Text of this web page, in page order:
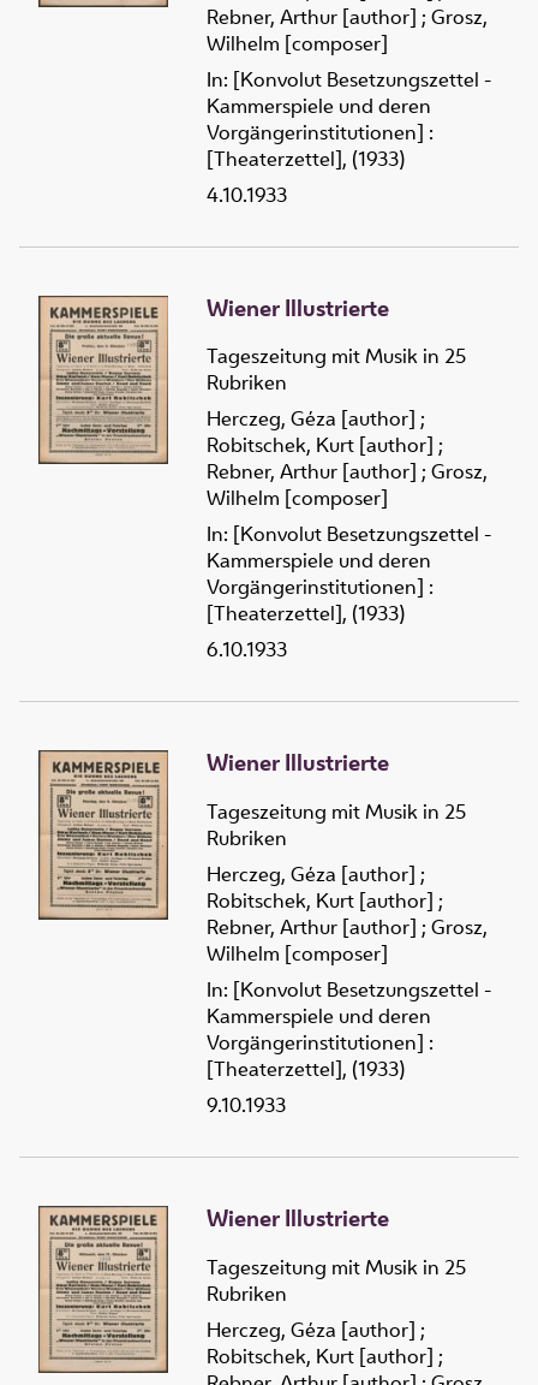
Rebner, Arthur [author] ; Grosz,
Wilhelm [composer]
In: [Konvolut Besetzungszettel -
Kammerspiele und deren
Vorgängerinstitutionen] :
[Theaterzettel], (1933)
4.10.1933
Wiener Illustrierte
Tageszeitung mit Musik in 25
Rubriken
Herczeg, Géza [author] ;
Robitschek, Kurt [author] ;
Rebner, Arthur [author] ; Grosz,
Wilhelm [composer]
In: [Konvolut Besetzungszettel -
Kammerspiele und deren
Vorgängerinstitutionen] :
[Theaterzettel], (1933)
6.10.1933
Wiener Illustrierte
Tageszeitung mit Musik in 25
Rubriken
Herczeg, Géza [author] ;
Robitschek, Kurt [author] ;
Rebner, Arthur [author] ; Grosz,
Wilhelm [composer]
In: [Konvolut Besetzungszettel -
Kammerspiele und deren
Vorgängerinstitutionen] :
[Theaterzettel], (1933)
9.10.1933
Wiener Illustrierte
Tageszeitung mit Musik in 25
Rubriken
Herczeg, Géza [author] ;
Robitschek, Kurt [author] ;